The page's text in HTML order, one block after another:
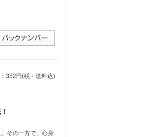
352円(税・送料込)
その一方で、心身